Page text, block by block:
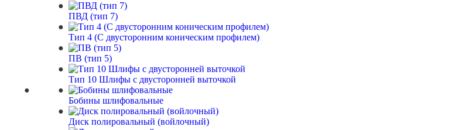
ПВД (тип 7)
Тип 4 (С двусторонним коническим профилем)
ПВ (тип 5)
Тип 10 Шлифы с двусторонней выточкой
Бобины шлифовальные
Диск полировальный (войлочный)